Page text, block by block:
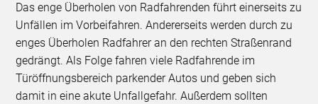
Das enge Überholen von Radfahrenden führt einerseits zu
Unfällen im Vorbeifahren. Andererseits werden durch zu
enges Überholen Radfahrer an den rechten Straßenrand
gedrängt. Als Folge fahren viele Radfahrende im
Türöffnungsbereich parkender Autos und geben sich
damit in eine akute Unfallgefahr. Außerdem sollten